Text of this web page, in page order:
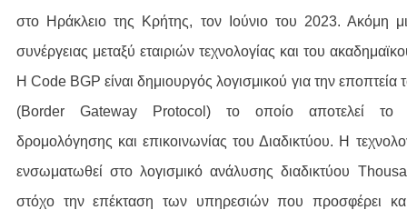
στο Ηράκλειο της Κρήτης, τον Ιούνιο του 2023. Ακόμη
συνέργειας μεταξύ εταιριών τεχνολογίας και του
Η Code BGP είναι δημιουργός λογισμικού για την
(Border Gateway Protocol) το οποίο αποτελεί το
δρομολόγησης και επικοινωνίας του Διαδικτύου. Η
ενσωματωθεί στο λογισμικό ανάλυσης διαδικτύου
στόχο την επέκταση των υπηρεσιών που προσφέρει